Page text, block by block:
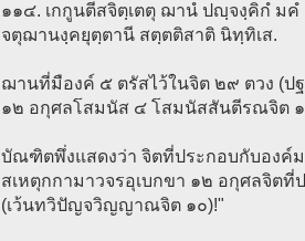
๑๑๔. เกกูนตีสจิตฺเตตุ ฌานํ ปญฺจงฺคิกํ มคํ
จตุฌานงฺคยุตฺตานี สตฺตติสาติ นิทฺทิเส.
ฌานที่มืองค์ ๕ ตรัสไว้ในจิต ๒๙ ตวง (ป
๑๒ อกุศลโสมนัส ๔ โสมนัสสันตีรณจิต
บัณฑิตพึ่งแสดงว่า จิตที่ประกอบกับองค์
สเหตุกกามาวจรอุเบกขา ๑๒ อกุศลจิต
(เว้นทวิปัญจวิญญาณจิต ๑๐)!"